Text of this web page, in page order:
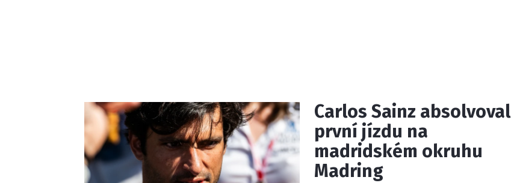
Carlos Sainz absolvoval
první jízdu na
madridském okruhu
Madring